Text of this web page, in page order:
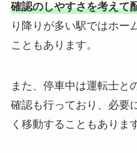
確認のしやすさを考えて
り降りが多い駅ではホー
こともあります。
また、停車中は運転士と
確認も行っており、必要
く移動することもありま